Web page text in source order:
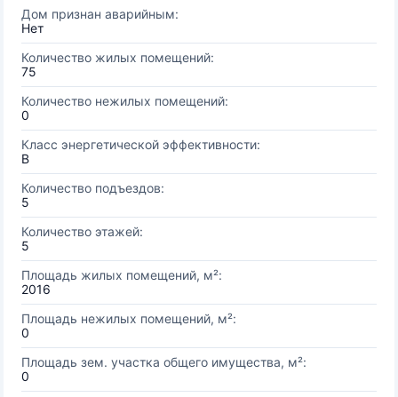
Дом признан аварийным:
Нет
Количество жилых помещений:
75
Количество нежилых помещений:
0
Класс энергетической эффективности:
B
Количество подъездов:
5
Количество этажей:
5
Площадь жилых помещений, м²:
2016
Площадь нежилых помещений, м²:
0
Площадь зем. участка общего имущества, м²:
0